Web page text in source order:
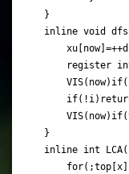
}
inline void
register
}
inline int